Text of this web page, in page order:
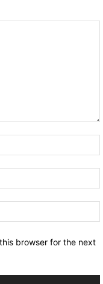
browser for the next